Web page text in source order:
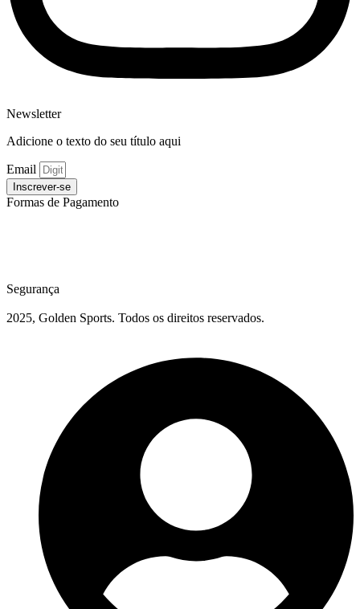
Newsletter
Adicione o texto do seu título aqui
Email
Inscrever-se
Formas de Pagamento
Segurança
2025, Golden Sports. Todos os direitos reservados.